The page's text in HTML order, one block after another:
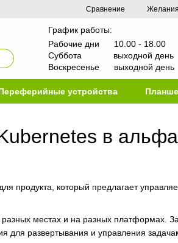
Сравнение Желания
График работы:
Рабочие дни 10.00 - 18.00
Суббота выходной день
Воскресенье выходной день
устройства
в
продукта, который предлагает
местах и ​​на разных платформах.
для развертывания и управления